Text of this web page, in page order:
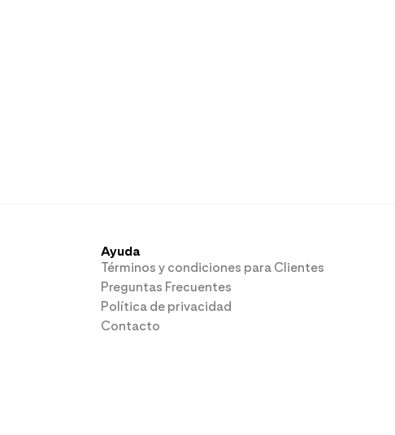
Ayuda
Términos y condiciones para Clientes
Preguntas Frecuentes
Política de privacidad
Contacto